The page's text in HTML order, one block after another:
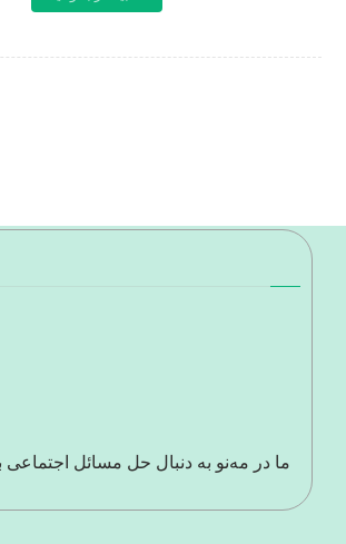
ما در مه‌نو به دنبال حل مسائل اجتماعی